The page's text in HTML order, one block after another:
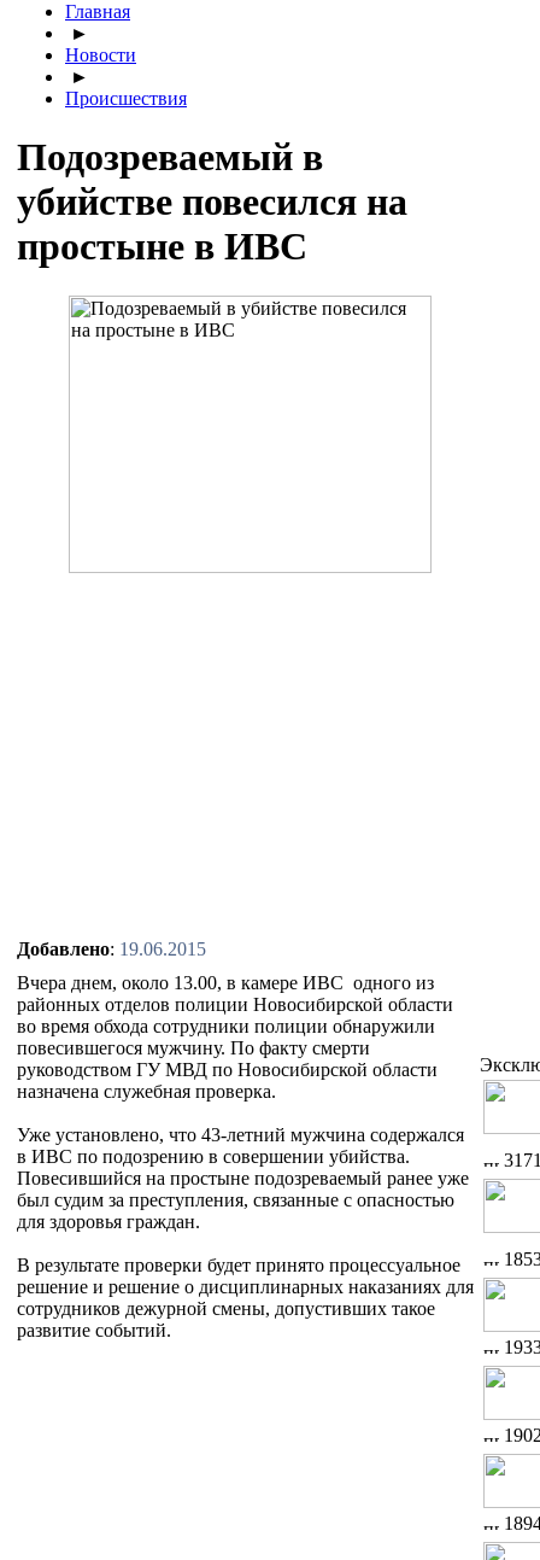
Главная
►
Новости
►
Происшествия
Подозреваемый в
убийстве повесился на
простыне в ИВС
Добавлено: 19.06.2015
Вчера днем, около 13.00, в камере ИВС одного из
районных отделов полиции Новосибирской области
во время обхода сотрудники полиции обнаружили
повесившегося мужчину. По факту смерти
руководством ГУ МВД по Новосибирской области
назначена служебная проверка.
Уже установлено, что 43-летний мужчина содержался
в ИВС по подозрению в совершении убийства.
Повесившийся на простыне подозреваемый ранее уже
был судим за преступления, связанные с опасностью
для здоровья граждан.
В результате проверки будет принято процессуальное
решение и решение о дисциплинарных наказаниях для
сотрудников дежурной смены, допустивших такое
развитие событий.